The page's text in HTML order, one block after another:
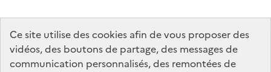
Ce site utilise des cookies afin de vous proposer des
vidéos, des boutons de partage, des messages de
communication personnalisés, des remontées de
MINISTÈRE
DE LA CULTURE